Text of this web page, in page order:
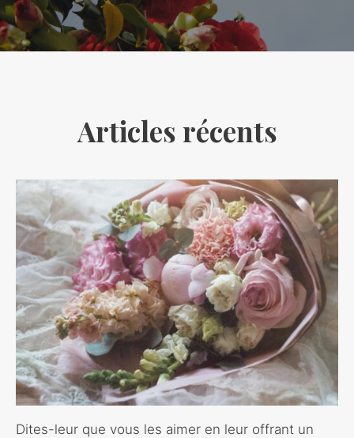
Articles récents
Dites-leur que vous les aimer en leur offrant un